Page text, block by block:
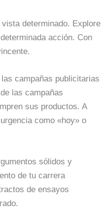
determinado. Explore
acción. Con
campañas publicitarias
las campañas
sus productos. A
como «hoy» o
sólidos y
de tu carrera
de ensayos